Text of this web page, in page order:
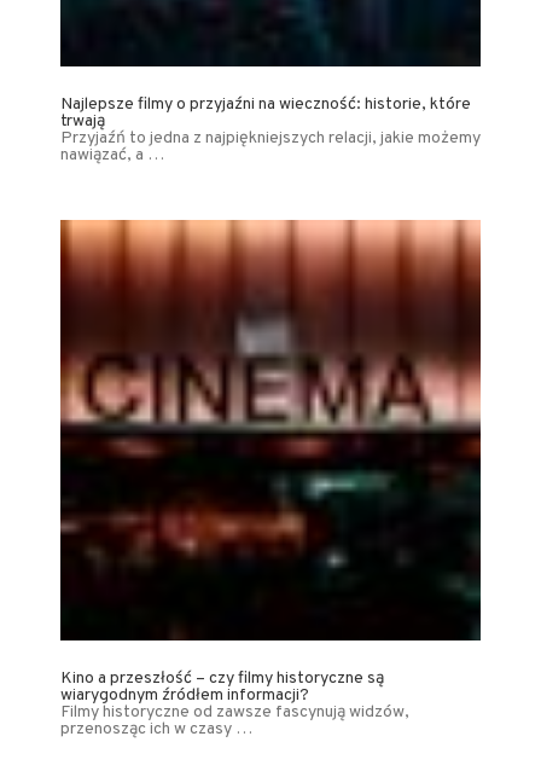
Najlepsze filmy o przyjaźni na wieczność: historie, które
trwają
Przyjaźń to jedna z najpiękniejszych relacji, jakie możemy
nawiązać, a …
Kino a przeszłość – czy filmy historyczne są
wiarygodnym źródłem informacji?
Filmy historyczne od zawsze fascynują widzów,
przenosząc ich w czasy …